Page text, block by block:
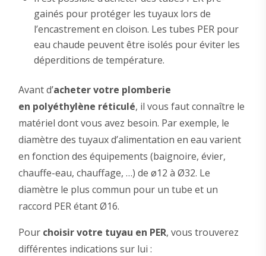
gainés pour protéger les tuyaux lors de
l’encastrement en cloison. Les tubes PER pour
eau chaude peuvent être isolés pour éviter les
déperditions de température.
Avant d’acheter votre plomberie
en polyéthylène réticulé, il vous faut connaître le
matériel dont vous avez besoin. Par exemple, le
diamètre des tuyaux d’alimentation en eau varient
en fonction des équipements (baignoire, évier,
chauffe-eau, chauffage, …) de ø12 à Ø32. Le
diamètre le plus commun pour un tube et un
raccord PER étant Ø16.
Pour choisir votre tuyau en PER, vous trouverez
différentes indications sur lui :